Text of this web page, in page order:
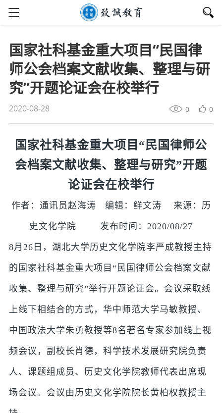
国家社科基金重大项目“民国律
师公会档案文献收集、整理与研
究”开题论证会在校举行
2020-08-28 0 0
国家社科基金重大项目“民国律师公
会档案文献收集、整理与研究”开题
论证会在校举行
作者：通讯员赵海涛 编辑：鲜文涛 来源：历
史文化学院 发布时间：2020/08/27
8月26日，湖北大学历史文化学院李严成教授主持
的国家社科基金重大项目“民国律师公会档案文献
收集、整理与研究”举行开题论证会。会议采取线
上线下相结合的方式，华中师范大学马敏教授、
中国政法大学朱勇教授等8名著名专家参加线上视
频会议，副校长肖德，科学技术发展研究院负责
人、课题组成员、历史文化学院教师代表出席现
场会议。会议由历史文化学院院长黄柏权教授主